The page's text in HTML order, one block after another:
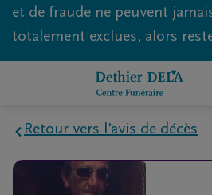
et de fraude ne peuvent
totalement exclues, alors
Home
Retour vers l'avis de décès